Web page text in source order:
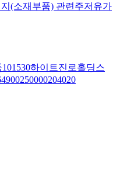
(소재부품) 관련주저유가
101530하이트진로홀딩스
250000204020